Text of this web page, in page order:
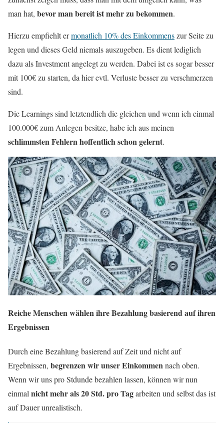
man hat, bevor man bereit ist mehr zu bekommen.
Hierzu empfiehlt ermonatlich 10% des Einkommenszur Seite zu
legen und dieses Geld niemals auszugeben. Es dient lediglich
dazu als Investment angelegt zu werden. Dabei ist es sogar besser
mit 100€ zu starten, da hier evtl. Verluste besser zu verschmerzen
sind.
Die Learnings sind letztendlich die gleichen und wenn ich einmal
100.000€ zum Anlegen besitze, habe ich aus meinen
schlimmsten Fehlern hoffentlich schon gelernt.
Reiche Menschen wählen ihre Bezahlung basierend auf ihren
Ergebnissen
Durch eine Bezahlung basierend auf Zeit und nicht auf
Ergebnissen, begrenzen wir unser Einkommennach oben.
Wenn wir uns pro Stdunde bezahlen lassen, können wir nun
einmalnicht mehr als 20 Std. pro Tagarbeiten und selbst das ist
auf Dauer unrealistisch.